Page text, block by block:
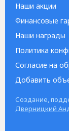
Наши акции
Финансовые
Наши награды
Политика
Согласие на
Добавить
Создание,
Дверницкий